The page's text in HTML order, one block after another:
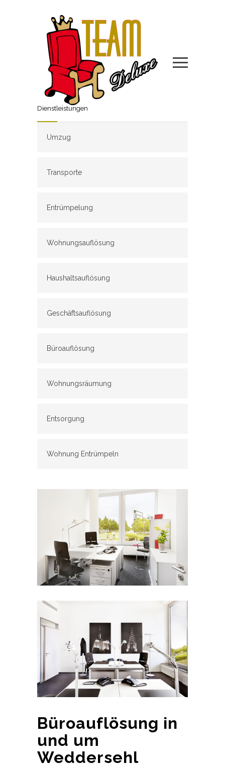
Dienstleistungen
Umzug
Transporte
Entrümpelung
Wohnungsauflösung
Haushaltsauflösung
Geschäftsauflösung
Büroauflösung
Wohnungsräumung
Entsorgung
Wohnung Entrümpeln
Büroauflösung in
und um
Weddersehl